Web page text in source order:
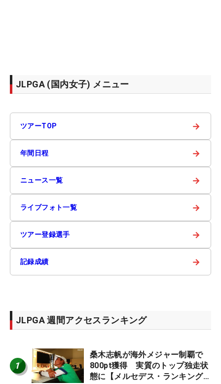
JLPGA (国内女子) メニュー
ツアーTOP →
年間日程 →
ニュース一覧 →
ライブフォト一覧 →
ツアー登録選手 →
記録成績 →
JLPGA 週間アクセスランキング
1
桑木志帆が海外メジャー制覇で
800pt獲得 実質のトップ独走状
態に【メルセデス・ランキング番